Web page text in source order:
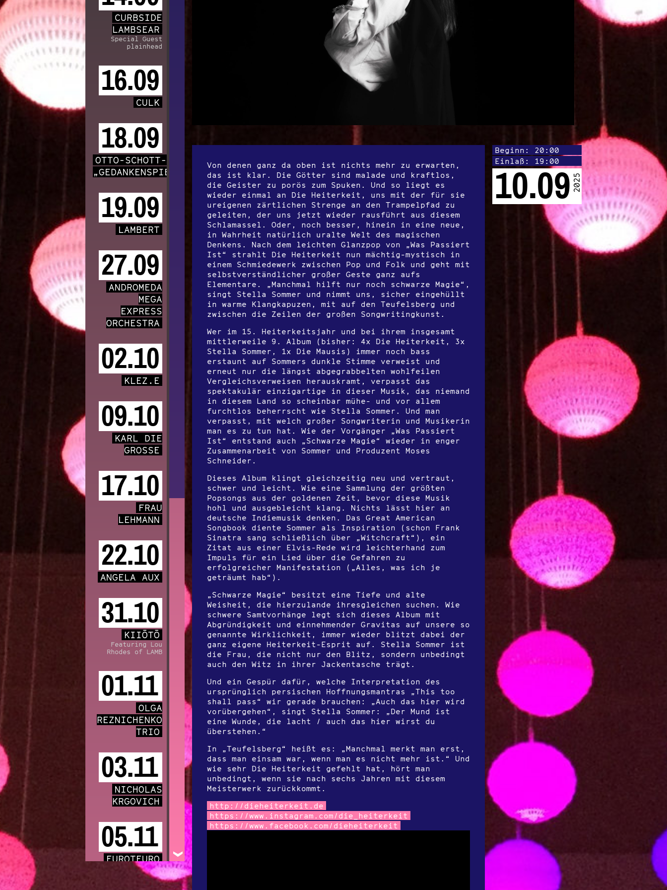
Beginn: 20:00
Einlaß: 19:00
10.09 2025
Von denen ganz da oben ist nichts mehr zu erwarten,
das ist klar. Die Götter sind malade und kraftlos,
die Geister zu porös zum Spuken. Und so liegt es
wieder einmal an Die Heiterkeit, uns mit der für sie
ureigenen zärtlichen Strenge an den Trampelpfad zu
geleiten, der uns jetzt wieder rausführt aus diesem
Schlamassel. Oder, noch besser, hinein in eine neue,
in Wahrheit natürlich uralte Welt des magischen
Denkens. Nach dem leichten Glanzpop von „Was Passiert
Ist“ strahlt Die Heiterkeit nun mächtig-mystisch in
einem Schmiedewerk zwischen Pop und Folk und geht mit
selbstverständlicher großer Geste ganz aufs
Elementare. „Manchmal hilft nur noch schwarze Magie“,
singt Stella Sommer und nimmt uns, sicher eingehüllt
in warme Klangkapuzen, mit auf den Teufelsberg und
zwischen die Zeilen der großen Songwritingkunst.
Wer im 15. Heiterkeitsjahr und bei ihrem insgesamt
mittlerweile 9. Album (bisher: 4x Die Heiterkeit, 3x
Stella Sommer, 1x Die Mausis) immer noch bass
erstaunt auf Sommers dunkle Stimme verweist und
erneut nur die längst abgegrabbelten wohlfeilen
Vergleichsverweisen herauskramt, verpasst das
spektakulär einzigartige in dieser Musik, das niemand
in diesem Land so scheinbar mühe- und vor allem
furchtlos beherrscht wie Stella Sommer. Und man
verpasst, mit welch großer Songwriterin und Musikerin
man es zu tun hat. Wie der Vorgänger „Was Passiert
Ist“ entstand auch „Schwarze Magie“ wieder in enger
Zusammenarbeit von Sommer und Produzent Moses
Schneider.
Dieses Album klingt gleichzeitig neu und vertraut,
schwer und leicht. Wie eine Sammlung der größten
Popsongs aus der goldenen Zeit, bevor diese Musik
hohl und ausgebleicht klang. Nichts lässt hier an
deutsche Indiemusik denken. Das Great American
Songbook diente Sommer als Inspiration (schon Frank
Sinatra sang schließlich über „Witchcraft“), ein
Zitat aus einer Elvis-Rede wird leichterhand zum
Impuls für ein Lied über die Gefahren zu
erfolgreicher Manifestation („Alles, was ich je
geträumt hab“).
„Schwarze Magie“ besitzt eine Tiefe und alte
Weisheit, die hierzulande ihresgleichen suchen. Wie
schwere Samtvorhänge legt sich dieses Album mit
Abgründigkeit und einnehmender Gravitas auf unsere so
genannte Wirklichkeit, immer wieder blitzt dabei der
ganz eigene Heiterkeit-Esprit auf. Stella Sommer ist
die Frau, die nicht nur den Blitz, sondern unbedingt
auch den Witz in ihrer Jackentasche trägt.
Und ein Gespür dafür, welche Interpretation des
ursprünglich persischen Hoffnungsmantras „This too
shall pass“ wir gerade brauchen: „Auch das hier wird
vorübergehen“, singt Stella Sommer: „Der Mund ist
eine Wunde, die lacht / auch das hier wirst du
überstehen.“
In „Teufelsberg“ heißt es: „Manchmal merkt man erst,
dass man einsam war, wenn man es nicht mehr ist.“ Und
wie sehr Die Heiterkeit gefehlt hat, hört man
unbedingt, wenn sie nach sechs Jahren mit diesem
Meisterwerk zurückkommt.
http://dieheiterkeit.de
https://www.instagram.com/die_heiterkeit
https://www.facebook.com/dieheiterkeit
CURBSIDE
LAMBSEAR
Special Guest
plainhead
16.09
CULK
18.09
OTTO-SCHOTT-CHOR
„GEDANKENSPIELE“
19.09
LAMBERT
27.09
ANDROMEDA
MEGA
EXPRESS
ORCHESTRA
02.10
KLEZ.E
09.10
KARL DIE
GROSSE
17.10
FRAU
LEHMANN
22.10
ANGELA AUX
31.10
KIIŌTŌ
Featuring Lou
Rhodes of LAMB
01.11
OLGA
REZNICHENKO
TRIO
03.11
NICHOLAS
KRGOVICH
05.11
EUROTEURO